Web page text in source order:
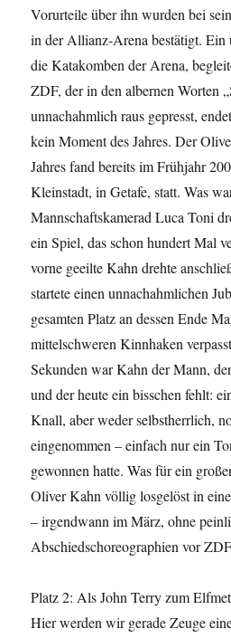
Vorurteile über ihn wurden bei
in der Allianz-Arena bestätigt.
die Katakomben der Arena,
ZDF, der in den albernen Worten
unnachahmlich raus gepresst,
kein Moment des Jahres. Der
Jahres fand bereits im Frühjahr
Kleinstadt, in Getafe, statt. Was
Mannschaftskamerad Luca Toni
ein Spiel, das schon hundert Mal
vorne geeilte Kahn drehte
startete einen unnachahmlichen
gesamten Platz an dessen Ende
mittelschweren Kinnhaken
Sekunden war Kahn der Mann,
und der heute ein bisschen fehlt:
Knall, aber weder selbstherrlich,
eingenommen – einfach nur ein
gewonnen hatte. Was für ein
Oliver Kahn völlig losgelöst in
– irgendwann im März, ohne
Abschiedschoreographien vor
Platz 2: Als John Terry zum
Hier werden wir gerade Zeuge